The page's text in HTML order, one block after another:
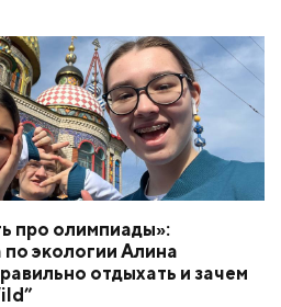
про олимпиады»:
по экологии Алина
отдыхать и зачем